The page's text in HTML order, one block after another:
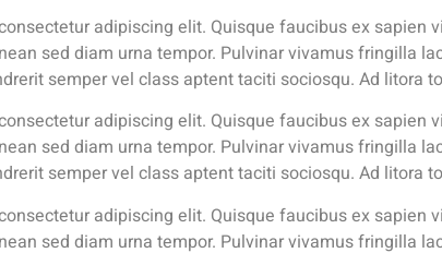
adipiscing elit. Quisque faucibus ex
sed diam urna tempor. Pulvinar vivamus fringilla
semper vel class aptent taciti sociosqu. Ad litora
adipiscing elit. Quisque faucibus ex
sed diam urna tempor. Pulvinar vivamus fringilla
semper vel class aptent taciti sociosqu. Ad litora
adipiscing elit. Quisque faucibus ex
sed diam urna tempor. Pulvinar vivamus fringilla